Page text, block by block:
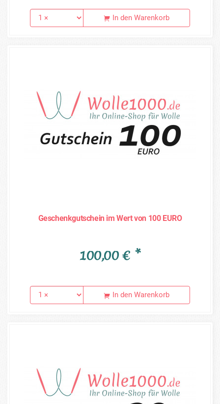
In den Warenkorb
Geschenkgutschein im Wert von 100 EURO
100,00 € *
In den Warenkorb